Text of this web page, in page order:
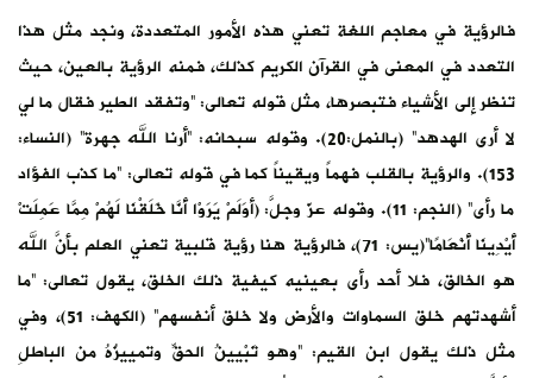
فالرؤية في معاجم اللغة تعني هذه الأمور المتعددة، ونجد مثل هذا
التعدد في المعنى في القرآن الكريم كذلك، فمنه الرؤية بالعين، حيث
تنظر إلى الأشياء فتبصرها، مثل قوله تعالى: “وتفقد الطير فقال ما لي
لا أرى الهدهد” (بالنمل:20). وقوله سبحانه: “أرنا الله جهرة” (النساء:
153). والرؤية بالقلب فهماً ويقيناً كما في قوله تعالى: “ما كذب الفؤاد
ما رأى” (النجم: 11). وقوله عزّ وجلّ: (أَوَلَمْ يَرَوْا أَنَّا خَلَقْنَا لَهُمْ مِمَّا عَمِلَتْ
أَيْدِينَا أَنْعَامًا”(يس: 71)، فالرؤية هنا رؤية قلبية تعني العلم بأنَّ الله
هو الخالق، فلا أحد رأى بعينيه كيفية ذلك الخلق، يقول تعالى: “ما
أشهدتهم خلق السماوات والأرض ولا خلق أنفسهم” (الكهف: 51)، وفي
مثل ذلك يقول ابن القيم: “وهو تَبْيينُ الحقِّ وتمييزُهُ من الباطلِ